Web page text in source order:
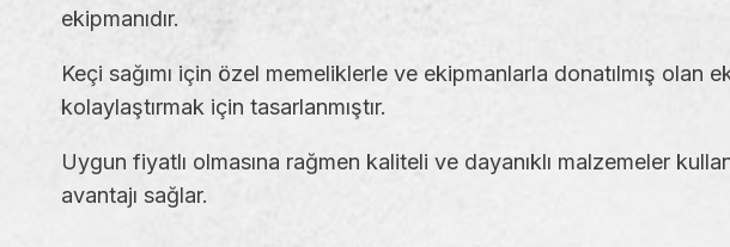
ekipmanıdır.
Keçi sağımı için özel memeliklerle ve ekipmanlarla donatılmış olan
kolaylaştırmak için tasarlanmıştır.
Uygun fiyatlı olmasına rağmen kaliteli ve dayanıklı malzemeler
avantajı sağlar.